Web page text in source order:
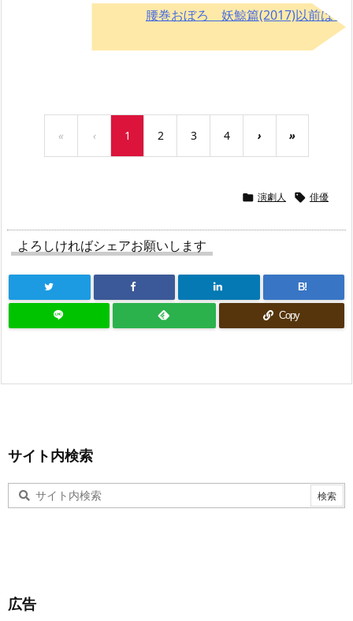
腰巻おぼろ 妖鯨篇(2017)以前はこ
« ‹ 1 2 3 4 › »
 演劇人  俳優
よろしければシェアお願いします
B!
Copy
サイト内検索
広告